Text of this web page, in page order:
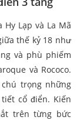
Lạp và La Mã
thế kỷ 18 như
và phù phiếm
và Rococo.
trọng những
cổ điển. Kiến
trên từng bức